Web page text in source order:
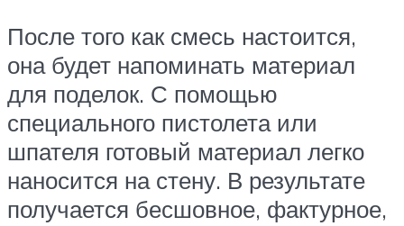
После того как смесь настоится,
она будет напоминать материал
для поделок. С помощью
специального пистолета или
шпателя готовый материал легко
наносится на стену. В результате
получается бесшовное, фактурное,